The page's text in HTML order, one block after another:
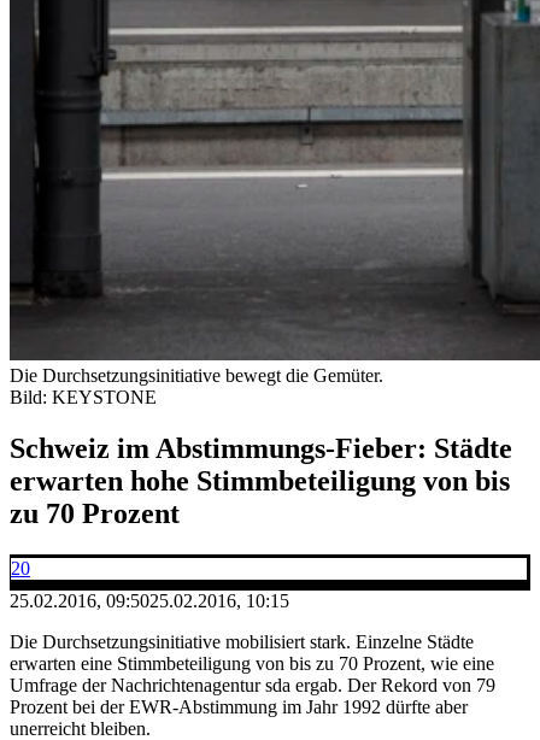
Die Durchsetzungsinitiative bewegt die Gemüter.
Bild: KEYSTONE
Schweiz im Abstimmungs-Fieber: Städte
erwarten hohe Stimmbeteiligung von bis
zu 70 Prozent
20
25.02.2016, 09:5025.02.2016, 10:15
Die Durchsetzungsinitiative mobilisiert stark. Einzelne Städte
erwarten eine Stimmbeteiligung von bis zu 70 Prozent, wie eine
Umfrage der Nachrichtenagentur sda ergab. Der Rekord von 79
Prozent bei der EWR-Abstimmung im Jahr 1992 dürfte aber
unerreicht bleiben.